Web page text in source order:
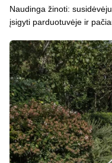
Naudinga žinoti:
įsigyti parduotuvėje ir